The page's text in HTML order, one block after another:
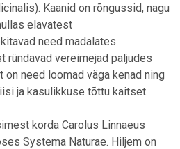
Kaanid on rõngussid, nagu
elavatest
need madalates
ründavad vereimejad paljudes
need loomad väga kenad ning
ja kasulikkuse tõttu kaitset.
korda Carolus Linnaeus
Systema Naturae. Hiljem on